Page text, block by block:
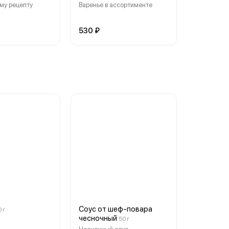
рецепту
Варенье в ассортименте
530 ₽
г
Соус от шеф-повара
чесночный 50 г